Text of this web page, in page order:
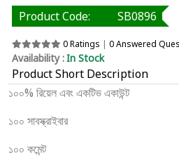
Product Code: SB0896
0 Ratings 0 Answered
Availability :In Stock
Product Short Description
১০০% রিয়েল এবং একটিভ একাউন্ট
১০০ সাবস্ক্রাইবার
১০০ কমেন্ট